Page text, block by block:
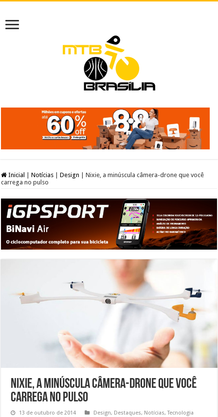
Inicial Notícias Design
Nixie, a minúscula câmera-drone que você
carrega no pulso
Nixie, a minúscula câmera-drone que você
carrega no pulso
13 de outubro de 2014 Design, Destaques, Notícias,Tecnologia